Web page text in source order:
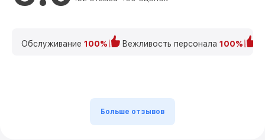
Обслуживание 100% Вежливость персонала 100%
Больше отзывов